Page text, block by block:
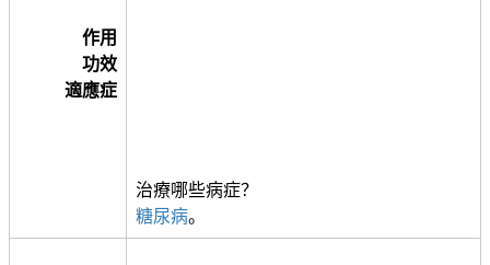
作用
功效
適應症
治療哪些病症？
糖尿病。